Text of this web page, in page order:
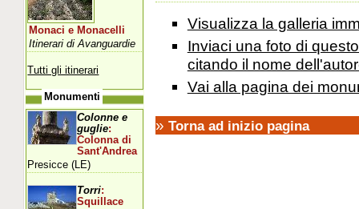
Visualizza la galleria
Inviaci una foto di
citando il nome
Vai alla pagina dei
» Torna ad inizio pagina
Monaci e Monacelli
Itinerari di Avanguardie
Tutti gli itinerari
Monumenti
Colonne e
guglie:
Colonna di
Sant'Andrea
Presicce (LE)
Torri:
Squillace